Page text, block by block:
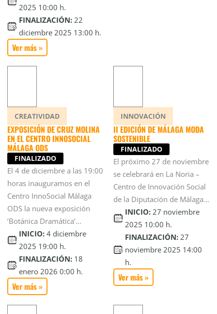
2025 10:00 h.
FINALIZACIÓN: 22
diciembre 2025 13:00 h.
Ver más »
CREATIVIDAD
EXPOSICIÓN DE CRUZ MOLINA
EN EL CENTRO INNOSOCIAL
MÁLAGA ODS
FINALIZADO
El 4 de diciembre a las 19:00
horas inauguramos en el
Centro InnoSocial Málaga
ODS la nueva exposición
‘Botánica Dramática’...
INICIO: 4 diciembre
2025 19:00 h.
FINALIZACIÓN: 18
enero 2026 0:00 h.
Ver más »
INNOVACIÓN
II EDICIÓN DE MÁLAGA MODA
SOSTENIBLE
FINALIZADO
El próximo 27 de noviembre
se celebrará en La Noria –
Centro de Innovación Social
de la Diputación de Málaga...
INICIO: 27 noviembre
2025 10:00 h.
FINALIZACIÓN: 27
noviembre 2025 14:00
h.
Ver más »